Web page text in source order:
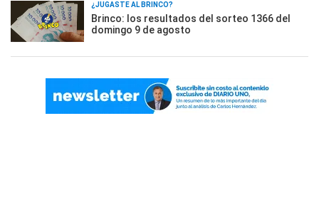
¿JUGASTE AL BRINCO?
Brinco: los resultados del sorteo 1366 del
domingo 9 de agosto